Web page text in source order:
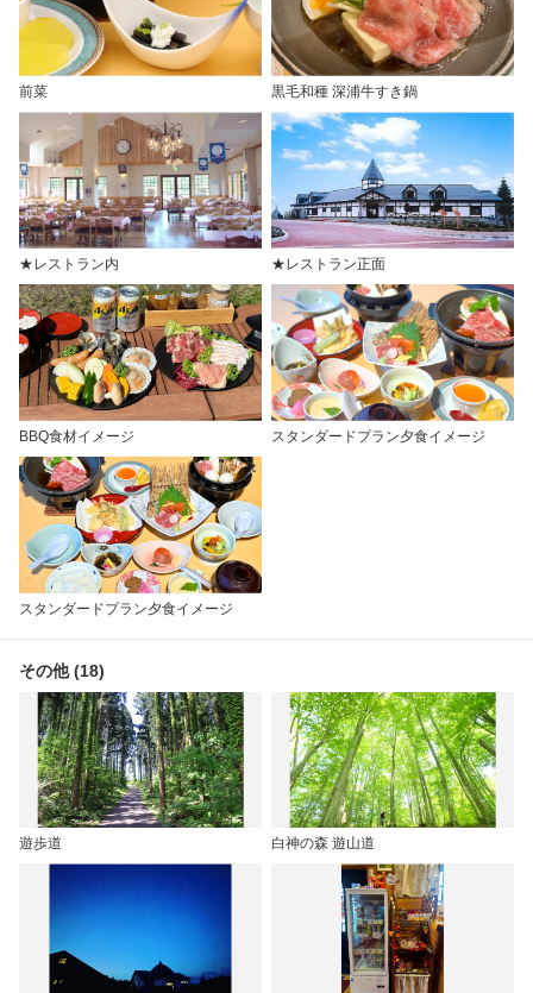
前菜 黒毛和種 深浦牛すき鍋
★レストラン内 ★レストラン正面
BBQ食材イメージ スタンダードプラン夕食イメージ
スタンダードプラン夕食イメージ
その他 (18)
遊歩道 白神の森 遊山道